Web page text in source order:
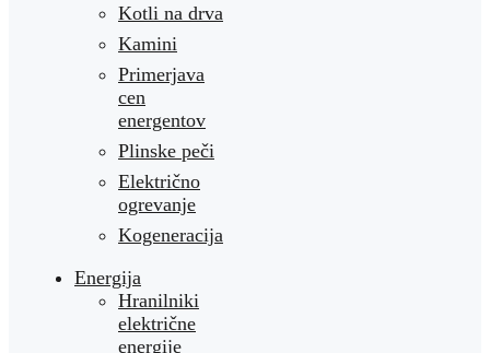
Kotli na drva
Kamini
Primerjava
cen
energentov
Plinske peči
Električno
ogrevanje
Kogeneracija
Energija
Hranilniki
električne
energije